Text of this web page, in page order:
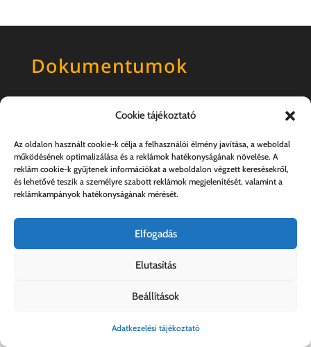
Cookie tájékoztató
Az oldalon használt cookie-k célja a felhasználói élmény javítása, a weboldal
működésének optimalizálása és a reklámok hatékonyságának növelése. A
reklám cookie-k gyűjtenek információkat a weboldalon végzett keresésekről,
és lehetővé teszik a személyre szabott reklámok megjelenítését, valamint a
reklámkampányok hatékonyságának mérését.
Elfogadás
Elutasítás
Beállítások
Adatkezelési tájékoztató
Dokumentumok
Általános szerződési feltételek
Kovács András e.v. | 57357889-1-33